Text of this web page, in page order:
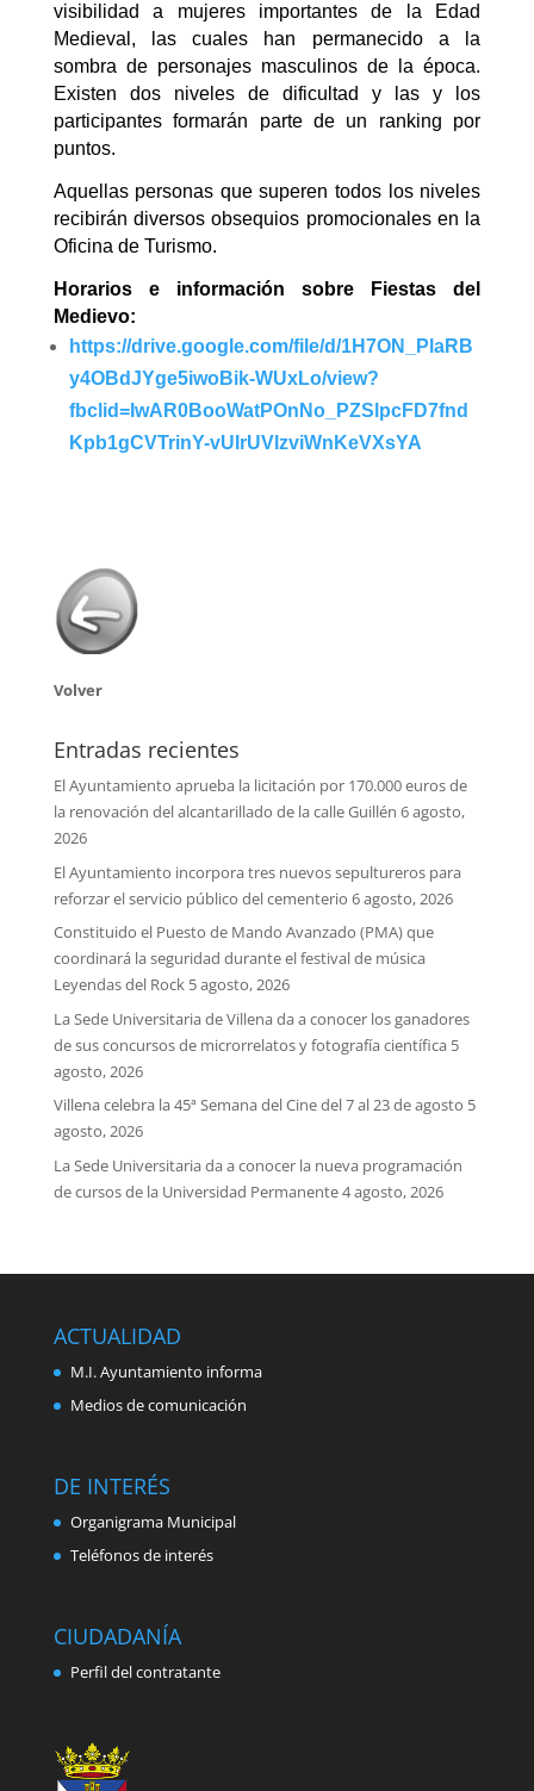
visibilidad a mujeres importantes de la Edad
Medieval, las cuales han permanecido a la
sombra de personajes masculinos de la época.
Existen dos niveles de dificultad y las y los
participantes formarán parte de un ranking por
puntos.
Aquellas personas que superen todos los niveles
recibirán diversos obsequios promocionales en la
Oficina de Turismo.
Horarios e información sobre Fiestas del
Medievo:
https://drive.google.com/file/d/1H7ON_PlaRB
y4OBdJYge5iwoBik-WUxLo/view?
fbclid=IwAR0BooWatPOnNo_PZSlpcFD7fnd
Kpb1gCVTrinY-vUIrUVlzviWnKeVXsYA
Volver
Entradas recientes
El Ayuntamiento aprueba la licitación por 170.000 euros de
la renovación del alcantarillado de la calle Guillén 6 agosto,
2026
El Ayuntamiento incorpora tres nuevos sepultureros para
reforzar el servicio público del cementerio 6 agosto, 2026
Constituido el Puesto de Mando Avanzado (PMA) que
coordinará la seguridad durante el festival de música
Leyendas del Rock 5 agosto, 2026
La Sede Universitaria de Villena da a conocer los ganadores
de sus concursos de microrrelatos y fotografía científica 5
agosto, 2026
Villena celebra la 45ª Semana del Cine del 7 al 23 de agosto 5
agosto, 2026
La Sede Universitaria da a conocer la nueva programación
de cursos de la Universidad Permanente4 agosto, 2026
ACTUALIDAD
M.I. Ayuntamiento informa
Medios de comunicación
DE INTERÉS
Organigrama Municipal
Teléfonos de interés
CIUDADANÍA
Perfil del contratante